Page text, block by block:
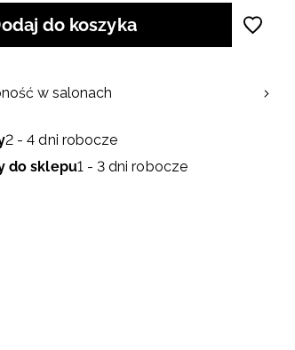
do koszyka
2 - 4 dni robocze
do sklepu1 - 3 dni robocze
w salonach